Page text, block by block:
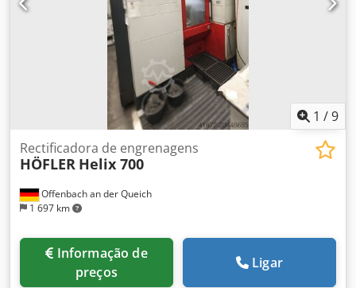
1 /9
Offenbach an der Queich
1 697 km
Rectificadora de engrenagens
HÖFLER Helix 700
preços
Ligar